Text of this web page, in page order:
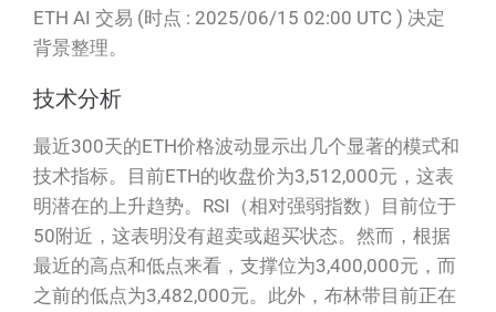
ETH AI 交易 (时点 : 2025/06/15 02:00 UTC ) 决定
背景整理。
技术分析
最近300天的ETH价格波动显示出几个显著的模式和
技术指标。目前ETH的收盘价为3,512,000元，这表
明潜在的上升趋势。RSI（相对强弱指数）目前位于
50附近，这表明没有超卖或超买状态。然而，根据
最近的高点和低点来看，支撑位为3,400,000元，而
之前的低点为3,482,000元。此外，布林带目前正在